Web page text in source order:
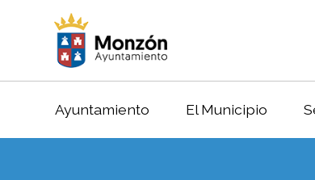
Ayuntamiento El Municipio